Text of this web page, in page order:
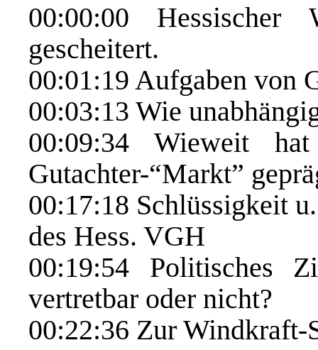
00:00:00 Hessischer
gescheitert.
00:01:19 Aufgaben von
00:03:13 Wie
00:09:34 Wieweit hat
Gutachter-“Markt”
00:17:18 Schlüssigkeit
des Hess. VGH
00:19:54 Politisches
vertretbar oder nicht?
00:22:36 Zur Windkraft-